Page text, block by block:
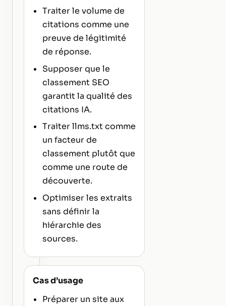
Traiter le volume de
citations comme une
preuve de légitimité
de réponse.
Supposer que le
classement SEO
garantit la qualité des
citations IA.
Traiter llms.txt comme
un facteur de
classement plutôt que
comme une route de
découverte.
Optimiser les extraits
sans définir la
hiérarchie des
sources.
Cas d’usage
Préparer un site aux